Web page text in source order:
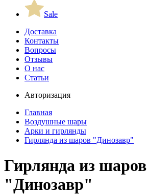
Sale
Доставка
Контакты
Вопросы
Отзывы
О нас
Статьи
Авторизация
Главная
Воздушные шары
Арки и гирлянды
Гирлянда из шаров "Динозавр"
Гирлянда из шаров
"Динозавр"